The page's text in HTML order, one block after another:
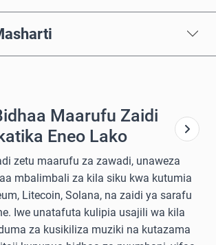
Maarufu Zaidi
katika Eneo Lako
zetu maarufu za zawadi, unaweza
mbalimbali za kila siku kwa kutumia
Litecoin, Solana, na zaidi ya sarafu
Iwe unatafuta kulipia usajili wa kila
za kusikiliza muziki na kutazama